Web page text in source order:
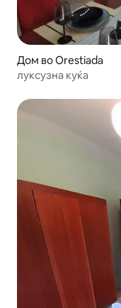
Дом во Orestiada
луксузна куќа